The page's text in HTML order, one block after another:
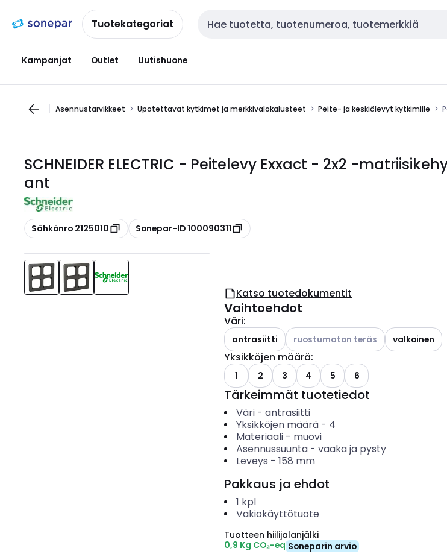
navigointiinsisältöönTuotekategoriat Haku
Kampanjat Outlet Uutishuone
Asennustarvikkeet Upotettavat kytkimet ja merkkivalokalusteet Peite- ja keskiölevyt kytkimille
SCHNEIDER ELECTRIC - Peitelevy Exxact - 2x2 -
ant
Kopioi
Sähkönro 2125010 Kopioi
Sonepar-ID 100090311
Katso tuotedokumentit
Vaihtoehdot
Väri:
antrasiitti Katso käytettävissä olevat vaihtoehdot
ruostumaton teräs valkoinen
Yksikköjen määrä:
1 2 3 4 5 6
Tärkeimmät tuotetiedot
Väri- antrasiitti
Yksikköjen määrä- 4
Materiaali- muovi
Asennussuunta- vaaka ja pysty
Leveys - 158 mm
Pakkaus ja ehdot
1 kpl
Vakiokäyttötuote
Tuotteen hiilijalanjälki
0,9 Kg CO₂-eq Soneparin arvio